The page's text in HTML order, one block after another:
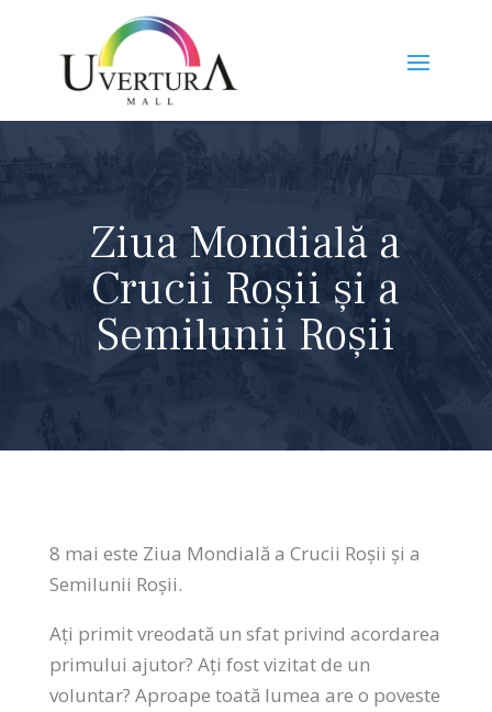
Ziua Mondială a
Crucii Roșii și a
Semilunii Roșii
8 mai este Ziua Mondială a Crucii Roșii și a
Semilunii Roșii.
Ați primit vreodată un sfat privind acordarea
primului ajutor? Ați fost vizitat de un
voluntar? Aproape toată lumea are o poveste